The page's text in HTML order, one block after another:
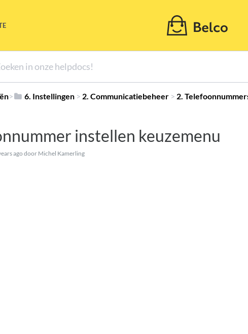
​>​ ​6. Instellingen​ > ​ ​2. Communicatiebeheer​ > ​ ​2.
instellen keuzemenu
ago door Michel Kamerling